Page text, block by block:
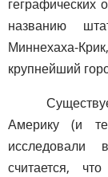
геграфических
названию
Миннехаха-
крупнейший
Америку (и
исследовали
считается,